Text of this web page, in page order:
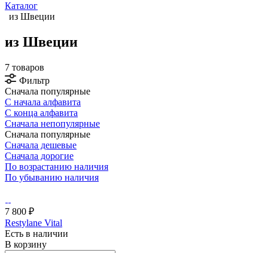
Каталог
из Швеции
из Швеции
7 товаров
Фильтр
Сначала популярные
С начала алфавита
С конца алфавита
Сначала непопулярные
Сначала популярные
Сначала дешевые
Сначала дорогие
По возрастанию наличия
По убыванию наличия
7 800 ₽
Restylane Vital
Есть в наличии
В корзину